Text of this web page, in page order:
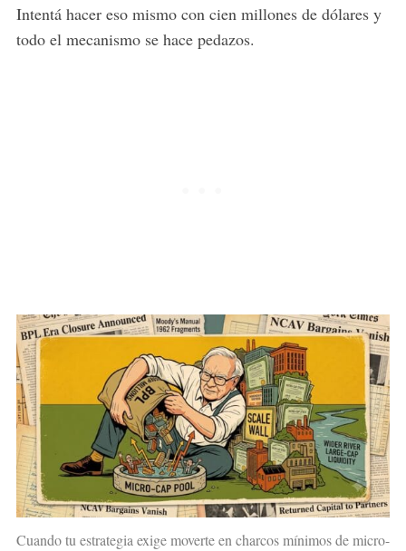
Intentá hacer eso mismo con cien millones de dólares y
todo el mecanismo se hace pedazos.
Cuando tu estrategia exige moverte en charcos mínimos de micro-